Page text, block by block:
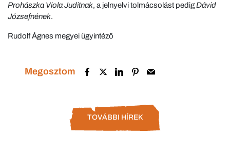
Prohászka Viola Juditnak, a jelnyelvi tolmácsolást pedigDávid
Józsefnének.
Rudolf Ágnes megyei ügyintéző
Megosztom
TOVÁBBI HÍREK